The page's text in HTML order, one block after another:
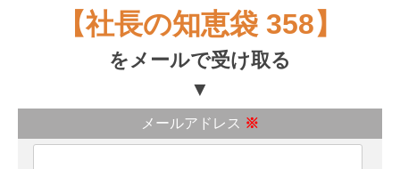
【社長の知恵袋 358】
をメールで受け取る
▼
メールアドレス ※